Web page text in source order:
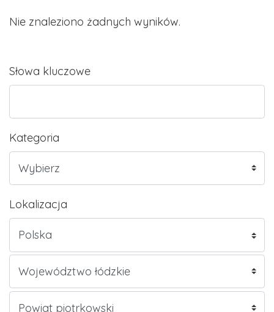
Słowa kluczowe
Kategoria
Lokalizacja
Nie znaleziono żadnych wyników.